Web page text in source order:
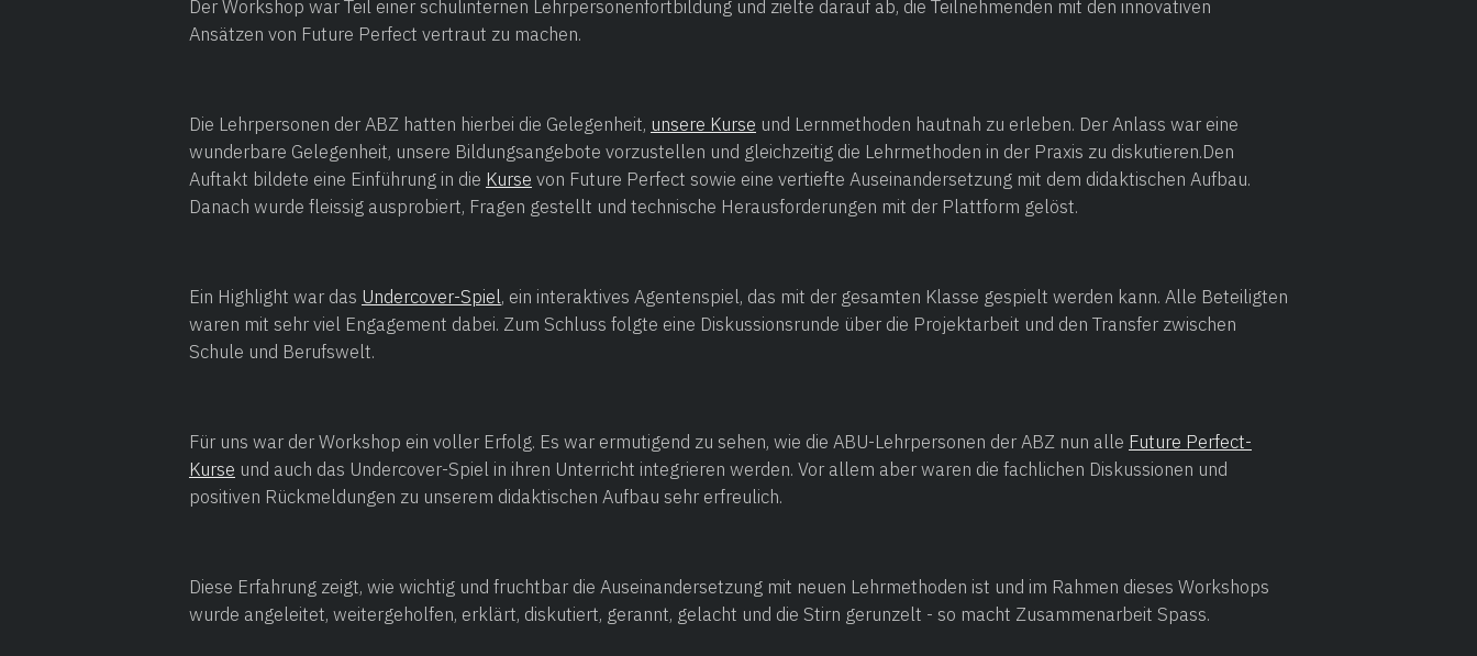
Der Workshop war Teil einer schulinternen Lehrpersonenfortbildung und zielte darauf ab, die Teilnehmenden mit den innovativen
Ansätzen von Future Perfect vertraut zu machen.
Die Lehrpersonen der ABZ hatten hierbei die Gelegenheit, unsere Kurse und Lernmethoden hautnah zu erleben. Der Anlass war eine
wunderbare Gelegenheit, unsere Bildungsangebote vorzustellen und gleichzeitig die Lehrmethoden in der Praxis zu diskutieren.‍Den
Auftakt bildete eine Einführung in die Kurse von Future Perfect sowie eine vertiefte Auseinandersetzung mit dem didaktischen Aufbau.
Danach wurde fleissig ausprobiert, Fragen gestellt und technische Herausforderungen mit der Plattform gelöst.‍
Ein Highlight war das Undercover-Spiel, ein interaktives Agentenspiel, das mit der gesamten Klasse gespielt werden kann. Alle Beteiligten
waren mit sehr viel Engagement dabei. Zum Schluss folgte eine Diskussionsrunde über die Projektarbeit und den Transfer zwischen
Schule und Berufswelt.‍
Für uns war der Workshop ein voller Erfolg. Es war ermutigend zu sehen, wie die ABU-Lehrpersonen der ABZ nun alle Future Perfect-
Kurse und auch das Undercover-Spiel in ihren Unterricht integrieren werden. Vor allem aber waren die fachlichen Diskussionen und
positiven Rückmeldungen zu unserem didaktischen Aufbau sehr erfreulich.
Diese Erfahrung zeigt, wie wichtig und fruchtbar die Auseinandersetzung mit neuen Lehrmethoden ist und im Rahmen dieses Workshops
wurde angeleitet, weitergeholfen, erklärt, diskutiert, gerannt, gelacht und die Stirn gerunzelt - so macht Zusammenarbeit Spass.